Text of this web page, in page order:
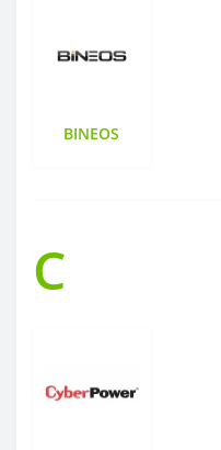
BINEOS
C